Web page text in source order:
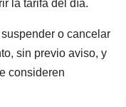
la tarifa del día.
o cancelar
sin previo aviso, y
consideren